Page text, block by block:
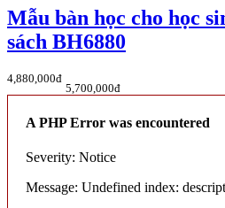
Mẫu bàn học cho học
sách BH6880
4,880,000đ
5,700,000đ
A PHP Error was encountered
Severity: Notice
Message: Undefined index: